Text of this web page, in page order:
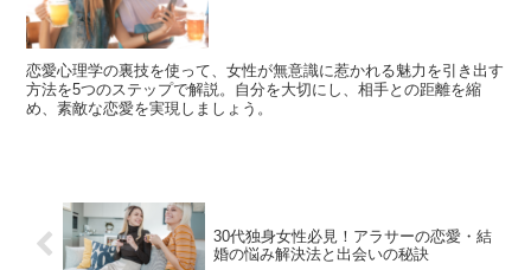
恋愛心理学の裏技を使って、女性が無意識に惹かれる魅力を引き出す
方法を5つのステップで解説。自分を大切にし、相手との距離を縮
め、素敵な恋愛を実現しましょう。
30代独身女性必見！アラサーの恋愛・結
婚の悩み解決法と出会いの秘訣